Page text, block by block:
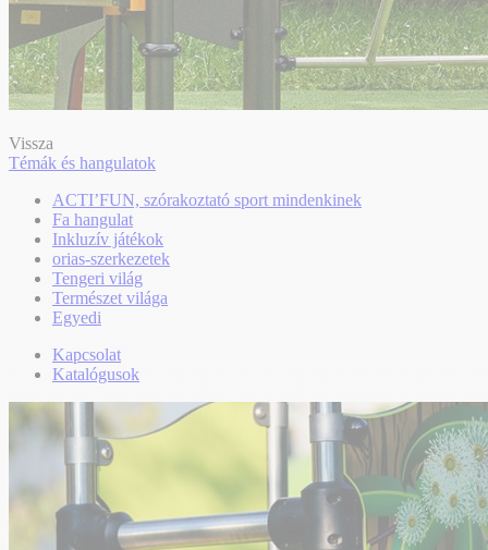
Vissza
Témák és hangulatok
ACTI’FUN, szórakoztató sport mindenkinek
Fa hangulat
Inkluzív játékok
orias-szerkezetek
Tengeri világ
Természet világa
Egyedi
Kapcsolat
Katalógusok